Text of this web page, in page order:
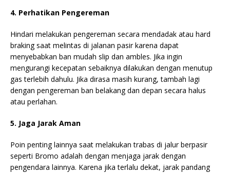
4. Perhatikan Pengereman
Hindari melakukan pengereman secara mendadak atau hard
braking saat melintas di jalanan pasir karena dapat
menyebabkan ban mudah slip dan ambles. Jika ingin
mengurangi kecepatan sebaiknya dilakukan dengan menutup
gas terlebih dahulu. Jika dirasa masih kurang, tambah lagi
dengan pengereman ban belakang dan depan secara halus
atau perlahan.
5. Jaga Jarak Aman
Poin penting lainnya saat melakukan trabas di jalur berpasir
seperti Bromo adalah dengan menjaga jarak dengan
pengendara lainnya. Karena jika terlalu dekat, jarak pandang